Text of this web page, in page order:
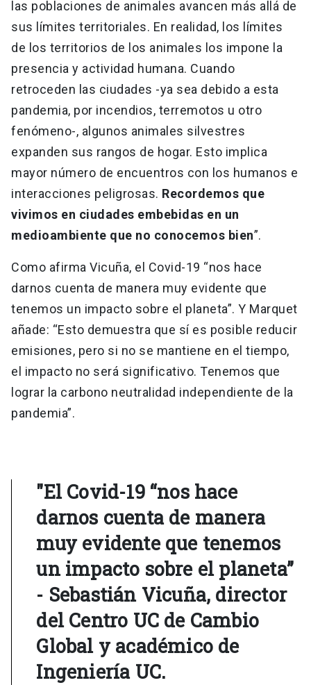
las poblaciones de animales avancen más allá de
sus límites territoriales. En realidad, los límites
de los territorios de los animales los impone la
presencia y actividad humana. Cuando
retroceden las ciudades -ya sea debido a esta
pandemia, por incendios, terremotos u otro
fenómeno-, algunos animales silvestres
expanden sus rangos de hogar. Esto implica
mayor número de encuentros con los humanos e
interacciones peligrosas. Recordemos que
vivimos en ciudades embebidas en un
medioambiente que no conocemos bien”.
Como afirma Vicuña, el Covid-19 “nos hace
darnos cuenta de manera muy evidente que
tenemos un impacto sobre el planeta”. Y Marquet
añade: “Esto demuestra que sí es posible reducir
emisiones, pero si no se mantiene en el tiempo,
el impacto no será significativo. Tenemos que
lograr la carbono neutralidad independiente de la
pandemia”.
"El Covid-19 “nos hace
darnos cuenta de manera
muy evidente que tenemos
un impacto sobre el planeta”
- Sebastián Vicuña, director
del Centro UC de Cambio
Global y académico de
Ingeniería UC.